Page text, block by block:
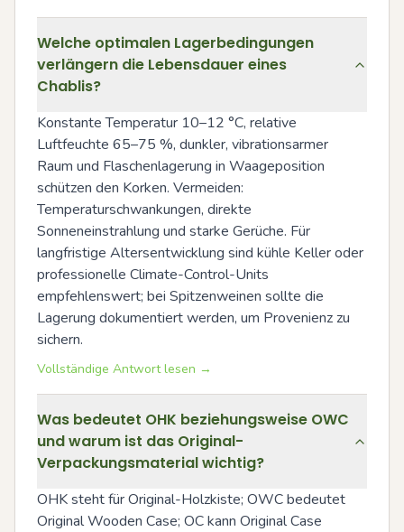
Welche optimalen Lagerbedingungen
verlängern die Lebensdauer eines
Chablis?
Konstante Temperatur 10–12 °C, relative
Luftfeuchte 65–75 %, dunkler, vibrationsarmer
Raum und Flaschenlagerung in Waageposition
schützen den Korken. Vermeiden:
Temperaturschwankungen, direkte
Sonneneinstrahlung und starke Gerüche. Für
langfristige Altersentwicklung sind kühle Keller oder
professionelle Climate-Control-Units
empfehlenswert; bei Spitzenweinen sollte die
Lagerung dokumentiert werden, um Provenienz zu
sichern.
Vollständige Antwort lesen →
Was bedeutet OHK beziehungsweise OWC
und warum ist das Original-
Verpackungsmaterial wichtig?
OHK steht für Original-Holzkiste; OWC bedeutet
Original Wooden Case; OC kann Original Case